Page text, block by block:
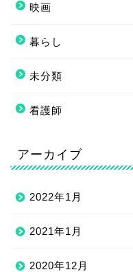
映画
暮らし
未分類
看護師
アーカイブ
2022年1月
2021年1月
2020年12月